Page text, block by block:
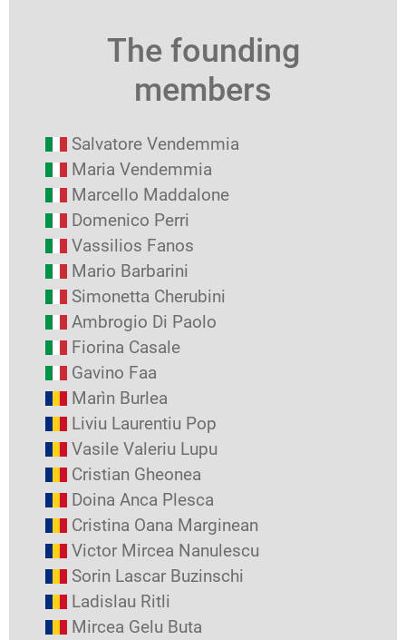
The founding
members
Salvatore Vendemmia
Maria Vendemmia
Marcello Maddalone
Domenico Perri
Vassilios Fanos
Mario Barbarini
Simonetta Cherubini
Ambrogio Di Paolo
Fiorina Casale
Gavino Faa
Marìn Burlea
Liviu Laurentiu Pop
Vasile Valeriu Lupu
Cristian Gheonea
Doina Anca Plesca
Cristina Oana Marginean
Victor Mircea Nanulescu
Sorin Lascar Buzinschi
Ladislau Ritli
Mircea Gelu Buta